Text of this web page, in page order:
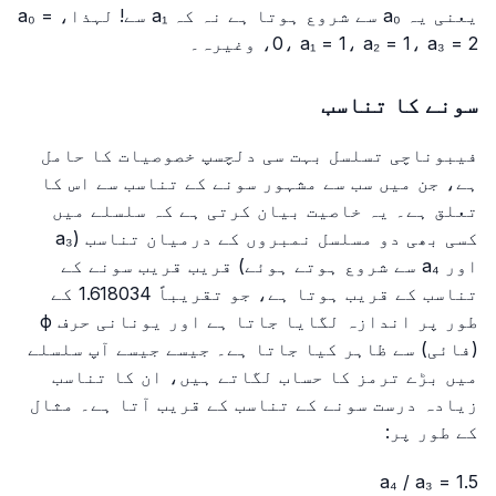
یعنی یہ a₀ سے شروع ہوتا ہے نہ کہ a₁ سے! لہذا، a₀ =
0، a₁ = 1، a₂ = 1، a₃ = 2، وغیرہ۔
سونے کا تناسب
فیبوناچی تسلسل بہت سی دلچسپ خصوصیات کا حامل
ہے، جن میں سب سے مشہور سونے کے تناسب سے اس کا
تعلق ہے۔ یہ خاصیت بیان کرتی ہے کہ سلسلے میں
کسی بھی دو مسلسل نمبروں کے درمیان تناسب (a₃
اور a₄ سے شروع ہوتے ہوئے) قریب قریب سونے کے
تناسب کے قریب ہوتا ہے، جو تقریباً 1.618034 کے
طور پر اندازہ لگایا جاتا ہے اور یونانی حرف ϕ
(فائی) سے ظاہر کیا جاتا ہے۔ جیسے جیسے آپ سلسلے
میں بڑے ترمز کا حساب لگاتے ہیں، ان کا تناسب
زیادہ درست سونے کے تناسب کے قریب آتا ہے۔ مثال
کے طور پر:
a₄ / a₃ = 1.5